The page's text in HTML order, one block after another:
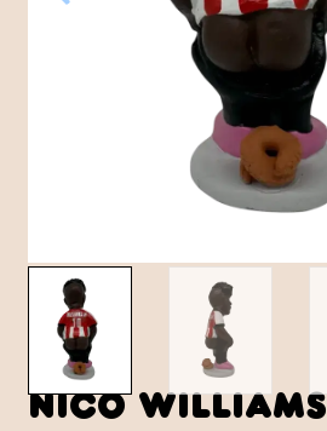
Nico Williams